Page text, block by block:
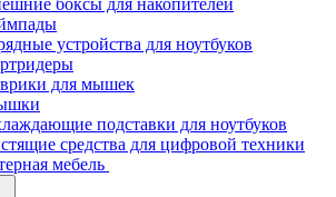
боксы для накопителей
устройства для ноутбуков
для мышек
подставки для ноутбуков
средства для цифровой техники
мебель